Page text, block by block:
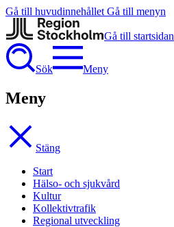
Gå till huvudinnehållet Gå till menyn
Gå till startsidan
Sök Meny
Meny
Stäng
Start
Hälso- och sjukvård
Kultur
Kollektivtrafik
Regional utveckling